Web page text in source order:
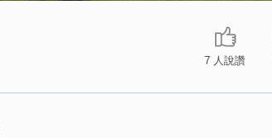
7 人說讚